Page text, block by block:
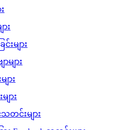
း
းများ
များ
ျား
ား
တင်းများ